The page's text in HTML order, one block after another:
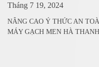
Tháng 7 19, 2024
NÂNG CAO Ý THỨC AN
MÁY GẠCH MEN HÀ THANH